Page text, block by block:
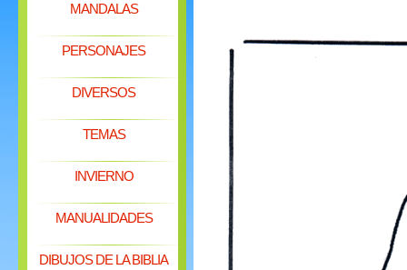
MANDALAS
PERSONAJES
DIVERSOS
TEMAS
INVIERNO
MANUALIDADES
DIBUJOS DE LA BIBLIA